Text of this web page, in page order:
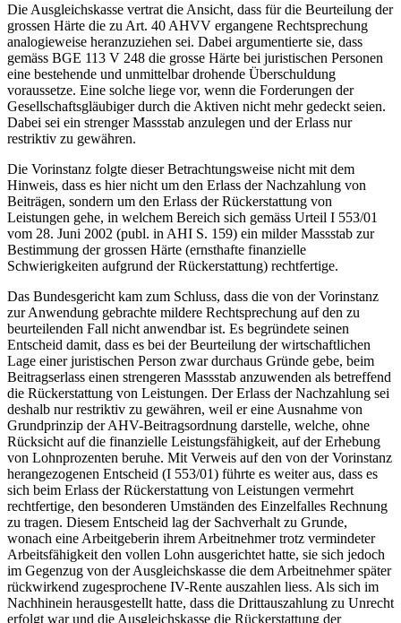
Die Ausgleichskasse vertrat die Ansicht, dass für die Beurteilung der
grossen Härte die zu Art. 40 AHVV ergangene Rechtsprechung
analogieweise heranzuziehen sei. Dabei argumentierte sie, dass
gemäss BGE 113 V 248 die grosse Härte bei juristischen Personen
eine bestehende und unmittelbar drohende Überschuldung
voraussetze. Eine solche liege vor, wenn die Forderungen der
Gesellschaftsgläubiger durch die Aktiven nicht mehr gedeckt seien.
Dabei sei ein strenger Massstab anzulegen und der Erlass nur
restriktiv zu gewähren.
Die Vorinstanz folgte dieser Betrachtungsweise nicht mit dem
Hinweis, dass es hier nicht um den Erlass der Nachzahlung von
Beiträgen, sondern um den Erlass der Rückerstattung von
Leistungen gehe, in welchem Bereich sich gemäss Urteil I 553/01
vom 28. Juni 2002 (publ. in AHI S. 159) ein milder Massstab zur
Bestimmung der grossen Härte (ernsthafte finanzielle
Schwierigkeiten aufgrund der Rückerstattung) rechtfertige.
Das Bundesgericht kam zum Schluss, dass die von der Vorinstanz
zur Anwendung gebrachte mildere Rechtsprechung auf den zu
beurteilenden Fall nicht anwendbar ist. Es begründete seinen
Entscheid damit, dass es bei der Beurteilung der wirtschaftlichen
Lage einer juristischen Person zwar durchaus Gründe gebe, beim
Beitragserlass einen strengeren Massstab anzuwenden als betreffend
die Rückerstattung von Leistungen. Der Erlass der Nachzahlung sei
deshalb nur restriktiv zu gewähren, weil er eine Ausnahme von
Grundprinzip der AHV-Beitragsordnung darstelle, welche, ohne
Rücksicht auf die finanzielle Leistungsfähigkeit, auf der Erhebung
von Lohnprozenten beruhe. Mit Verweis auf den von der Vorinstanz
herangezogenen Entscheid (I 553/01) führte es weiter aus, dass es
sich beim Erlass der Rückerstattung von Leistungen vermehrt
rechtfertige, den besonderen Umständen des Einzelfalles Rechnung
zu tragen. Diesem Entscheid lag der Sachverhalt zu Grunde,
wonach eine Arbeitgeberin ihrem Arbeitnehmer trotz vermindeter
Arbeitsfähigkeit den vollen Lohn ausgerichtet hatte, sie sich jedoch
im Gegenzug von der Ausgleichskasse die dem Arbeitnehmer später
rückwirkend zugesprochene IV-Rente auszahlen liess. Als sich im
Nachhinein herausgestellt hatte, dass die Drittauszahlung zu Unrecht
erfolgt war und die Ausgleichskasse die Rückerstattung der